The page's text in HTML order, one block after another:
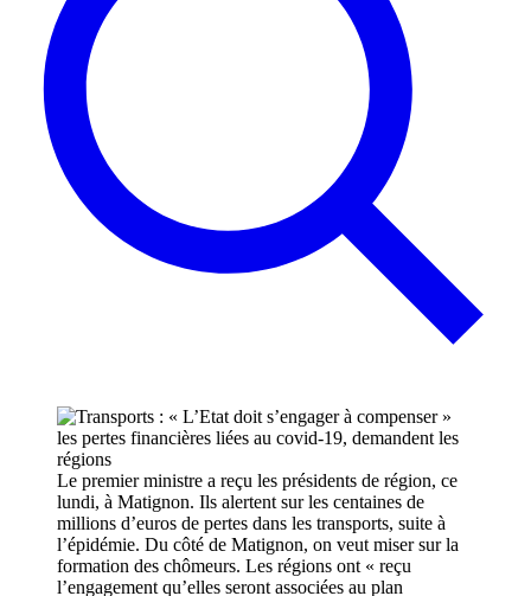
Le premier ministre a reçu les présidents de région, ce
lundi, à Matignon. Ils alertent sur les centaines de
millions d’euros de pertes dans les transports, suite à
l’épidémie. Du côté de Matignon, on veut miser sur la
formation des chômeurs. Les régions ont « reçu
l’engagement qu’elles seront associées au plan